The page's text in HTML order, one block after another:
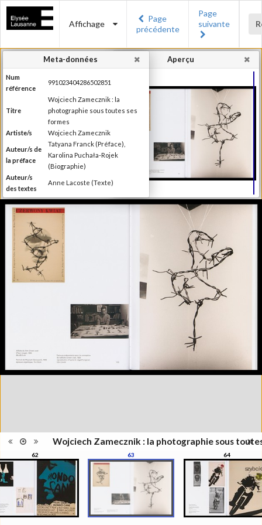
Affichage
Page
précédente
Page
suivante
Wojciech Zamecznik : la photographie sous
62 63 64
Aperçu
Meta-données
Num
référence
991023404286502851
Titre
Wojciech Zamecznik : la
photographie sous toutes ses
formes
Artiste/s
Wojciech Zamecznik
Auteur/s de
la préface
Tatyana Franck (Préface),
Karolina Puchała-Rojek
(Biographie)
Auteur/s
des textes
Anne Lacoste (Texte)
Editeur
Les éditions Noir sur Blanc
Lieu
d'édition
Lausanne
Date
d'édition
2016
Information
Publié à l'occasion de
l'exposition : "Wojciech
Zamecznik, la photographie sous
septembre - 31 décembre 2016
Revues, Journaux
Information
Couleur, Noir & Blanc
Nombre de